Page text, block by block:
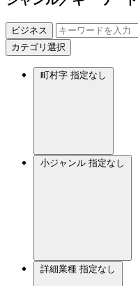
ビジネス
カテゴリ選択
町村字 指定なし
小ジャンル 指定なし
詳細業種 指定なし